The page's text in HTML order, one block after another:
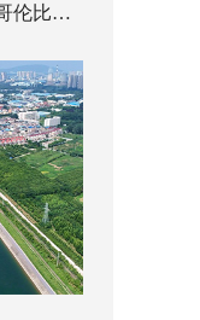
德拉埃斯普列亚宣誓就任哥伦比亚总统